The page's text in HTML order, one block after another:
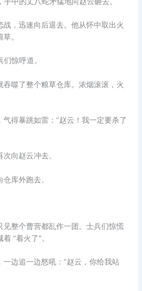
战，迅速向后退去。他从怀中取出火
。
惊呼道。
吞噬了整个粮草仓库。浓烟滚滚，火
得暴跳如雷：”赵云！我一定要杀了
向赵云冲去。
库外跑去。
见整个曹营都乱作一团。士兵们惊慌
“着火了”。
一边追一边怒吼：”赵云，你给我站